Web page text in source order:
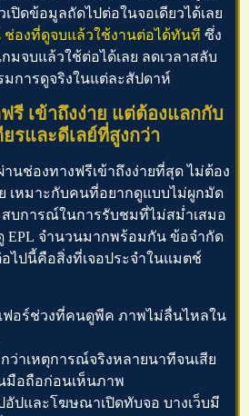
ปิดข้อมูลถัดไปต่อในจอเดียวได้เลย
องที่ดูจบแล้วใช้งานต่อได้ทันที ซึ่ง
มจบแล้วใช้ต่อได้เลย ลดเวลาสลับ
มการดูจริงในแต่ละสัปดาห์
รี เข้าถึงง่าย แต่ต้องแลกกับ
ยรและดีเลย์ที่สูงกว่า
านช่องทางฟรีเข้าถึงง่ายที่สุด ไม่ต้อง
เหมาะกับคนที่อยากดูแบบไม่ผูกมัด
บการณ์ในการรับชมที่ไม่สม่ำเสมอ
EPL จำนวนมากพร้อมกัน ข้อจำกัด
ไปนี้คือสิ่งที่เจอประจำในแมตช์
ฟอร์ช่วงที่คนดูพีค ภาพไม่ลื่นไหลใน
ว่าเหตุการณ์จริงหลายนาทีจนเสีย
มือถือก่อนเห็นภาพ
ปและโฆษณาเปิดทับจอ บางเว็บมี